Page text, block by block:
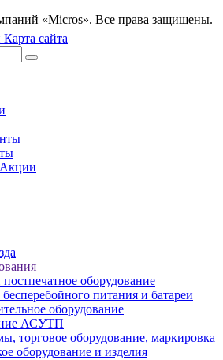
«Micros». Все права защищены.
Карта сайта
оборудование
питания и батареи
оборудование
АСУТП
торговое оборудование, маркировка
оборудование и изделия